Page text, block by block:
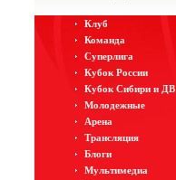
Клуб
Команда
Суперлига
Кубок России
Кубок Сибири и ДВ
Молодежные
Арена
Трансляция
Блоги
Мультимедиа